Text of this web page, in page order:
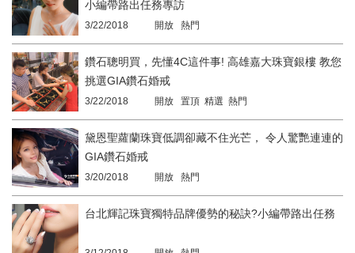
小編帶路出任務專訪
3/22/2018 開放 熱門
鑽石聰明買，先懂4C這件事! 高雄嘉大珠寶銀樓 教您
挑選GIA鑽石婚戒
3/22/2018 開放 置頂 精選 熱門
黛恩聖蘿蘭珠寶低調卻藏不住光芒， 令人驚艷連連的
GIA鑽石婚戒
3/20/2018 開放 熱門
台北輝記珠寶獨特品牌優勢的秘訣?小編帶路出任務